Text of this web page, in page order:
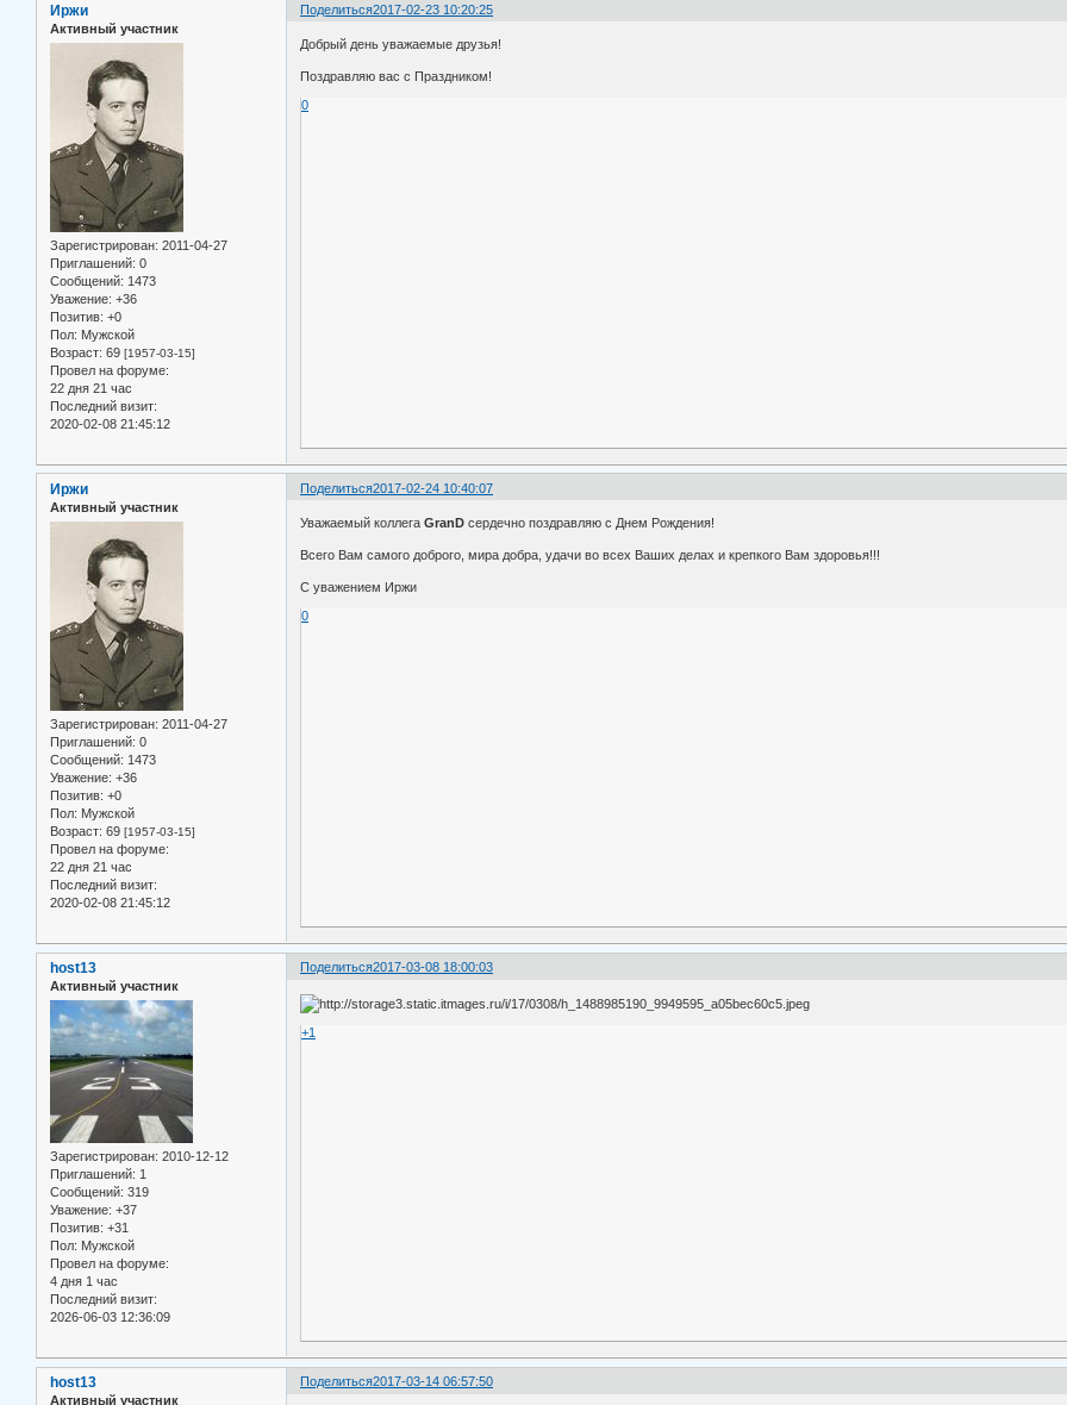
Поделиться2017-02-23 10:20:25
Иржи
Активный участник
Зарегистрирован: 2011-04-27
Приглашений: 0
Сообщений: 1473
Уважение: +36
Позитив: +0
Пол: Мужской
Возраст: 69 [1957-03-15]
Провел на форуме:
22 дня 21 час
Последний визит:
2020-02-08 21:45:12
Добрый день уважаемые друзья!
Поздравляю вас с Праздником!
0
Поделиться2017-02-24 10:40:07
Иржи
Активный участник
Зарегистрирован: 2011-04-27
Приглашений: 0
Сообщений: 1473
Уважение: +36
Позитив: +0
Пол: Мужской
Возраст: 69 [1957-03-15]
Провел на форуме:
22 дня 21 час
Последний визит:
2020-02-08 21:45:12
Уважаемый коллегаGranD сердечно поздравляю с Днем Рождения!
Всего Вам самого доброго, мира добра, удачи во всех Ваших дeлах и крепкого Вам здоровья!!!
С уважением Иржи
0
Поделиться2017-03-08 18:00:03
host13
Активный участник
Зарегистрирован: 2010-12-12
Приглашений: 1
Сообщений: 319
Уважение: +37
Позитив: +31
Пол: Мужской
Провел на форуме:
4 дня 1 час
Последний визит:
2026-06-03 12:36:09
+1
Поделиться2017-03-14 06:57:50
host13
Активный участник